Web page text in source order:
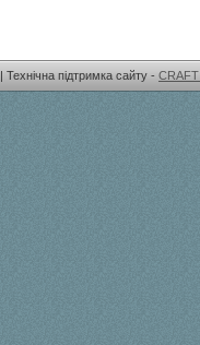
| Технічна підтримка сайту -